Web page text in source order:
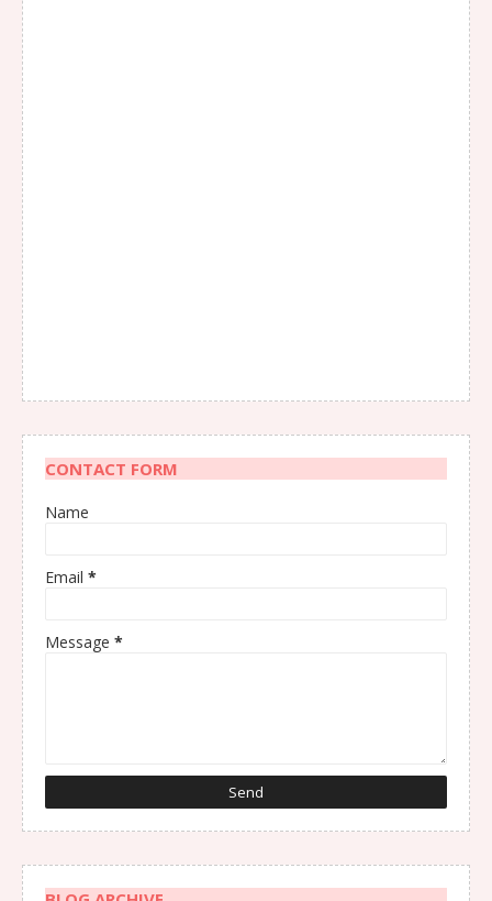
CONTACT FORM
Name
Email *
Message *